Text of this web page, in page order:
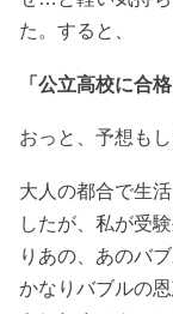
た。すると、
「公立高校に合
おっと、予想も
大人の都合で生
したが、私が受
りあの、あのバ
かなりバブルの